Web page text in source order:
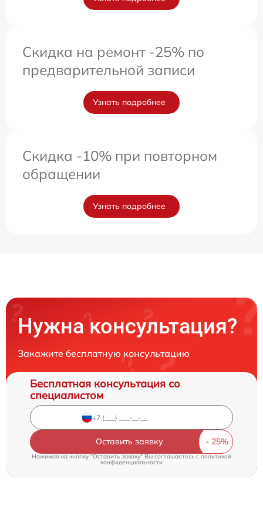
Скидка на ремонт -25% по
предварительной записи
Узнать подробнее
Скидка -10% при повторном
обращении
Узнать подробнее
Нужна консультация?
Закажите бесплатную консультацию
Бесплатная консультация со
специалистом
Оставить заявку
Нажимая на кнопку "Оставить заявку" Вы соглашаетесь cполитикой
конфиденциальности